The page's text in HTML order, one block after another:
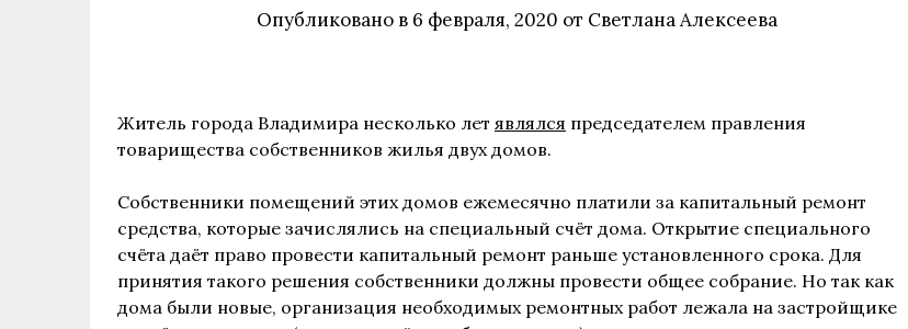
Опубликовано в 6 февраля, 2020 от Светлана Алексеева
Житель города Владимира несколько лет являлся председателем правления
товарищества собственников жилья двух домов.
Собственники помещений этих домов ежемесячно платили за капитальный ремонт
средства, которые зачислялись на специальный счёт дома. Открытие специального
счёта даёт право провести капитальный ремонт раньше установленного срока. Для
принятия такого решения собственники должны провести общее собрание. Но так как
дома были новые, организация необходимых ремонтных работ лежала на застройщике